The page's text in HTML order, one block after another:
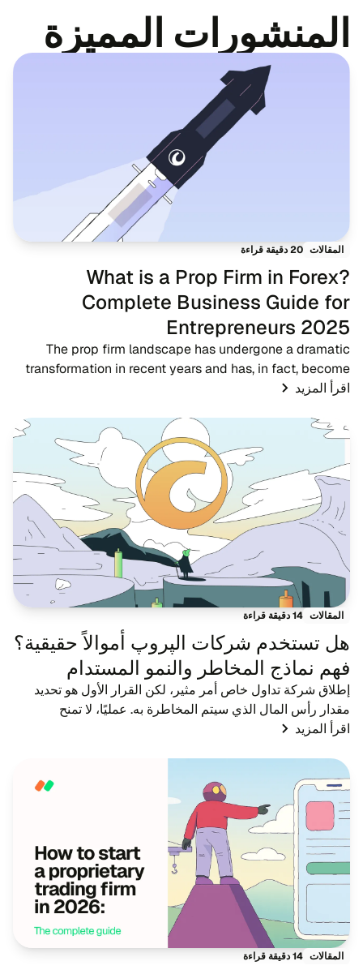
المنشورات المميزة
المقالات 20 دقيقة قراءة
What is a Prop Firm in Forex?
Complete Business Guide for
Entrepreneurs 2025
The prop firm landscape has undergone a dramatic
transformation in recent years and has, in fact, become
one of the most significant developments in the forex
اقرأ المزيد
المقالات 14 دقيقة قراءة
هل تستخدم شركات الپروپ أموالاً حقيقية؟
فهم نماذج المخاطر والنمو المستدام
إطلاق شركة تداول خاص أمر مثير، لكن القرار الأول هو تحديد
مقدار رأس المال الذي سيتم المخاطرة به. عمليًا، لا تمنح
الشركات المشاركين الجدد حسابات حقيقية كبيرة على الفور. يبدأ
اقرأ المزيد
المقالات 14 دقيقة قراءة